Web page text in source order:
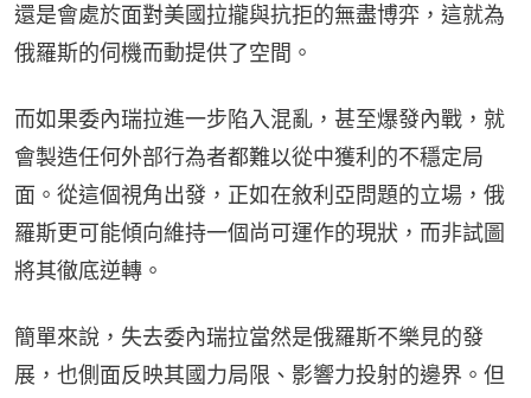
還是會處於面對美國拉攏與抗拒的無盡博弈，這就為
俄羅斯的伺機而動提供了空間。
而如果委內瑞拉進一步陷入混亂，甚至爆發內戰，就
會製造任何外部行為者都難以從中獲利的不穩定局
面。從這個視角出發，正如在敘利亞問題的立場，俄
羅斯更可能傾向維持一個尚可運作的現狀，而非試圖
將其徹底逆轉。
簡單來說，失去委內瑞拉當然是俄羅斯不樂見的發
展，也側面反映其國力局限、影響力投射的邊界。但